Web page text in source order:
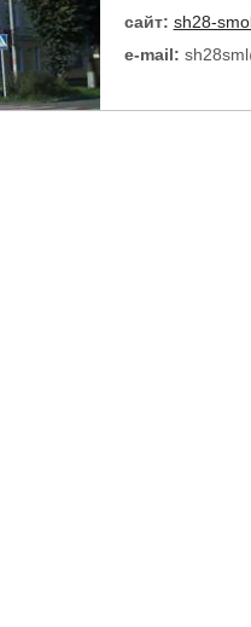
сайт: sh28-
e-mail: